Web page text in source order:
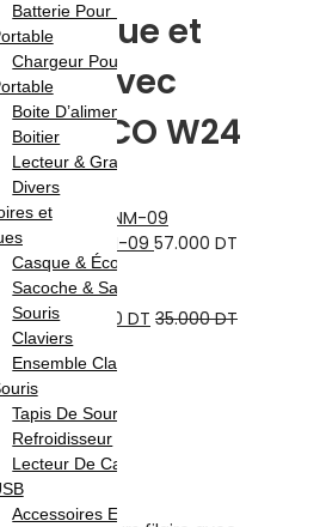
Casque et
avec
– HOCO W24
Mouse- NM-09 57.000 DT
25.000 DT 35.000DT
: Hoco
Batterie Pour Pc
Chargeur Pour Pc
Boite D’alimentation
Boitier
Lecteur & Graveur
Divers
et
Casque & Écouteur
Sacoche & Sac A Dos
Souris
Claviers
Ensemble Clavier et
Tapis De Souris
Refroidisseur
Lecteur De Cartes & Hub
Accessoires Ecran